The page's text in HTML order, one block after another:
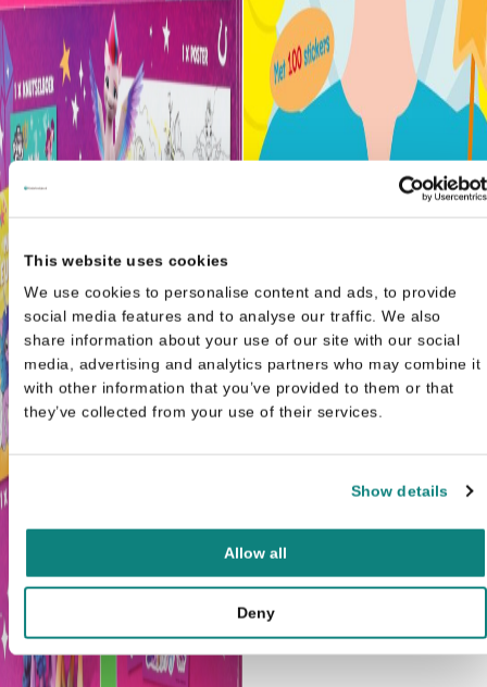
This website uses cookies
We use cookies to personalise content and ads, to provide
social media features and to analyse our traffic. We also
share information about your use of our site with our social
media, advertising and analytics partners who may combine it
with other information that you’ve provided to them or that
they’ve collected from your use of their services.
Show details
Allow all
Deny
Toverfee en haar vriendjes -